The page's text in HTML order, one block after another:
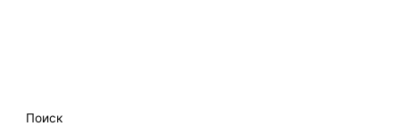
Поиск